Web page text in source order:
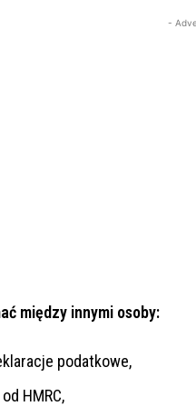
-
między innymi osoby:
podatkowe,
HMRC,